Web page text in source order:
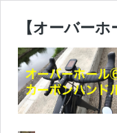
【オーバー